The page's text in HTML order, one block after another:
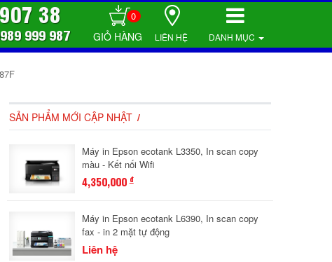
0
DANH MỤC
38
999 987 LIÊN HỆ
SẢN PHẨM MỚI CẬP NHẬT
Máy in Epson ecotank L3350, In scan copy
màu - Kết nối Wifi
4,350,000đ
Máy in Epson ecotank L6390, In scan copy
fax - in 2 mặt tự động
Liên hệ